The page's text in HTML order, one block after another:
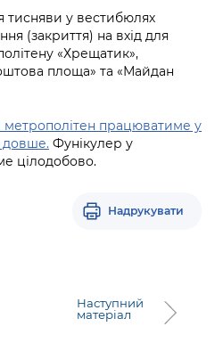
Києва
організації
АТО
військовій
дій чи
інформації
запитів на
воєнного
coverage of
martial law
for mass
тисняви у вестибюлях
(закриття) на вхід для
«Хрещатик»,
площа» та «Майдан
метрополітен працюватиме у
довше. Фунікулер у
цілодобово.
Надрукувати
Наступний
матеріал